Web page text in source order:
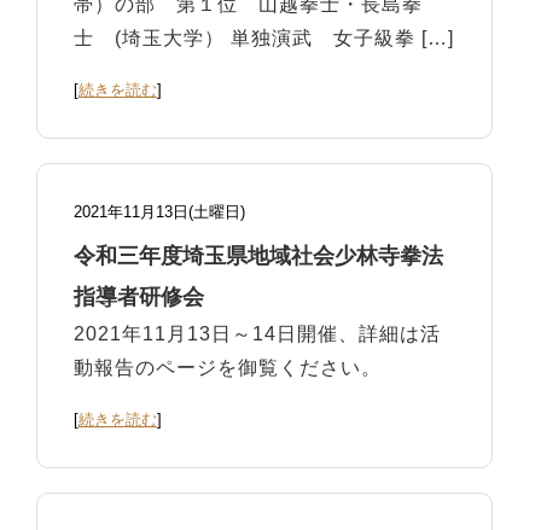
士 (埼玉大学） 単独演武 女子級拳 […]
[続きを読む]
2021年11月13日(土曜日)
令和三年度埼玉県地域社会少林寺拳法
指導者研修会
2021年11月13日～14日開催、詳細は活
動報告のページを御覧ください。
[続きを読む]